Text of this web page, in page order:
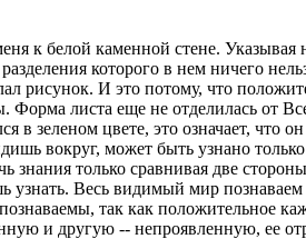
к белой каменной стене.
которого в нем ничего
рисунок. И это потому, что
листа еще не отделилась от
в зеленом цвете, это означает, что
вокруг, может быть узнано
только сравнивая две
узнать. Весь видимый мир
так как положительное
и другую -- непроявленную, ее